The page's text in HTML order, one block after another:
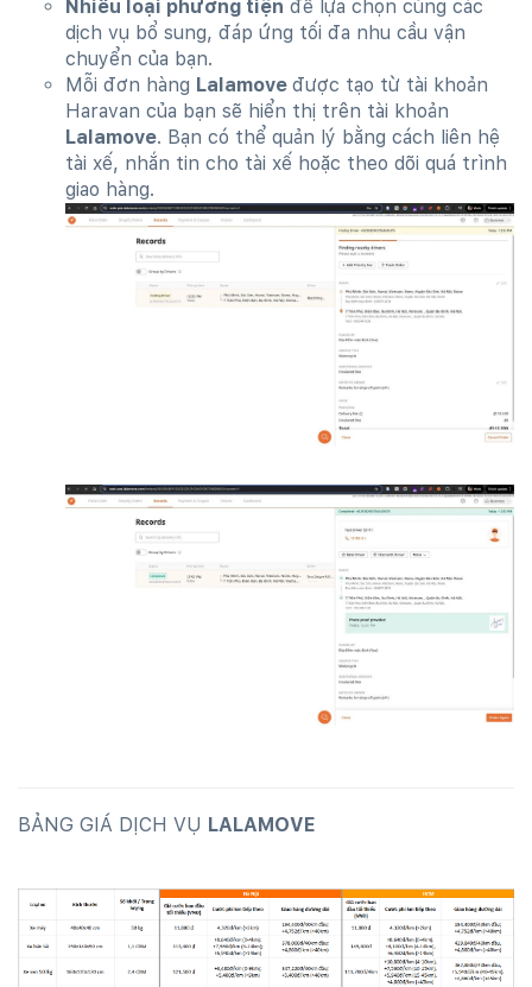
Nhiều loại phương tiện để lựa chọn cùng các
dịch vụ bổ sung, đáp ứng tối đa nhu cầu vận
chuyển của bạn.
Mỗi đơn hàng Lalamove được tạo từ tài khoản
Haravan của bạn sẽ hiển thị trên tài khoản
Lalamove. Bạn có thể quản lý bằng cách liên hệ
tài xế, nhắn tin cho tài xế hoặc theo dõi quá trình
giao hàng.
BẢNG GIÁ DỊCH VỤ LALAMOVE